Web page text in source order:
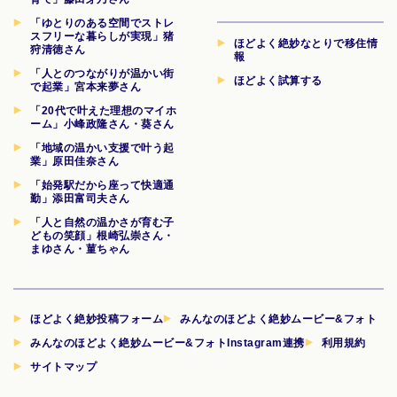
「ゆとりのある空間でストレ
スフリーな暮らしが実現」猪
狩清徳さん
「人とのつながりが温かい街
で起業」宮本来夢さん
「20代で叶えた理想のマイホ
ーム」小峰政隆さん・葵さん
「地域の温かい支援で叶う起
業」原田佳奈さん
「始発駅だから座って快適通
勤」添田富司夫さん
「人と自然の温かさが育む子
どもの笑顔」根崎弘崇さん・
まゆさん・菫ちゃん
ほどよく絶妙なとりで移住情
報
ほどよく試算する
ほどよく絶妙投稿フォーム
みんなのほどよく絶妙ムービー&フォト
みんなのほどよく絶妙ムービー&フォトInstagram連携
利用規約
サイトマップ